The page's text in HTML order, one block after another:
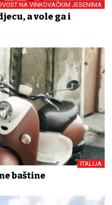
NA VINKOVAČKIM JESENIMA
a vole ga i
ITALIJA
baštine